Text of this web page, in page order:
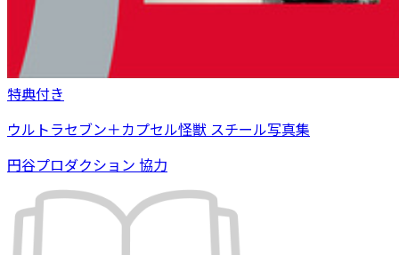
特典付き
ウルトラセブン＋カプセル怪獣 スチール写真集
円谷プロダクション 協力